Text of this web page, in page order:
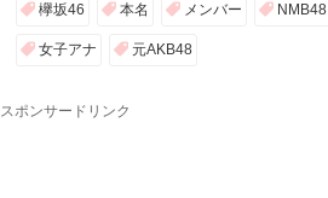
欅坂46 本名 メンバー NMB48
女子アナ 元AKB48
スポンサードリンク